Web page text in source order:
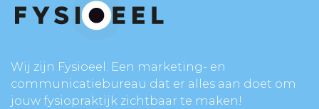
Wij zijn Fysioeel. Een marketing- en
communicatiebureau dat er alles aan doet om
jouw fysiopraktijk zichtbaar te maken!